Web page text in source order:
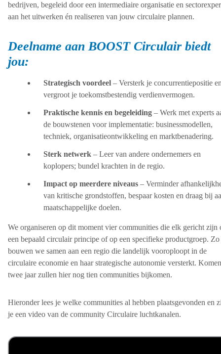
bedrijven, begeleid door een intermediaire organisatie en
aan het uitwerken én realiseren van jouw circulaire plannen.
Deelname aan BOOST Circulair biedt
jou:
Strategisch voordeel – Versterk je concurrentiepositie
vergroot je toekomstbestendig verdienvermogen.
Praktische kennis en begeleiding – Werk met experts
de bouwstenen voor implementatie: businessmodellen,
techniek, organisatieontwikkeling en marktbenadering.
Sterk netwerk – Leer van andere ondernemers en
koplopers; bundel krachten in de regio.
Impact op meerdere niveaus – Verminder
van kritische grondstoffen, bespaar kosten en draag bij
maatschappelijke doelen.
We organiseren op dit moment vier communities die elk gericht zijn
een bepaald circulair principe of op een specifieke productgroep. Zo
bouwen we samen aan een regio die landelijk vooroploopt in de
circulaire economie en haar strategische autonomie versterkt.
twee jaar zullen hier nog tien communities bijkomen.
Hieronder lees je welke communities al hebben plaatsgevonden en
je een video van de community Circulaire luchtkanalen.